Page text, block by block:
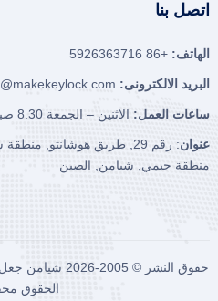
اتصل بنا
الهاتف: +86 5926363716
البريد الالكترونى:
ساعات العمل: الاثنين – الجمعة 8.30 صباحا – 6م
عنوان
: رقم 29, طريق هوشانتو,
منطقة جيمي, شيامن, الصين
حقوق النشر © 2005-2026 شيامن جعل
الحقوق